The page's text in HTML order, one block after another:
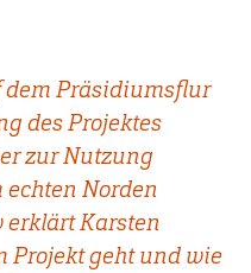
instead.
Präsidiumsflur
des Projektes
zur Nutzung
Norden
Karsten
Projekt geht und wie